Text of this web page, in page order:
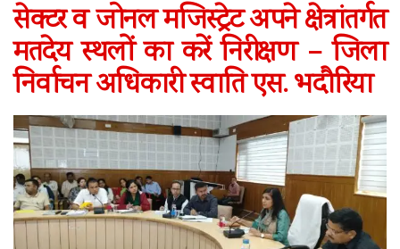
सेक्टर व जोनल मजिस्ट्रेट अपने क्षेत्रांतर्गत
मतदेय स्थलों का करें निरीक्षण – जिला
निर्वाचन अधिकारी स्वाति एस. भदौरिया